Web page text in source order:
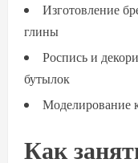
Изготовление
глины
Роспись и
бутылок
Моделирование
Как